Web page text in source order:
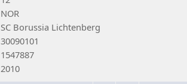
NOR
SC Borussia Lichtenberg
30090101
1547887
2010